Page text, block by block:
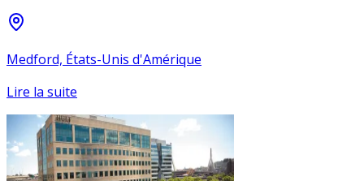
Medford, États-Unis d'Amérique
Lire la suite